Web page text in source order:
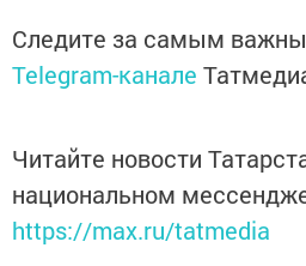
Следите за самым
Telegram-канале
Читайте новости
национальном
https://max.ru/tatmedia